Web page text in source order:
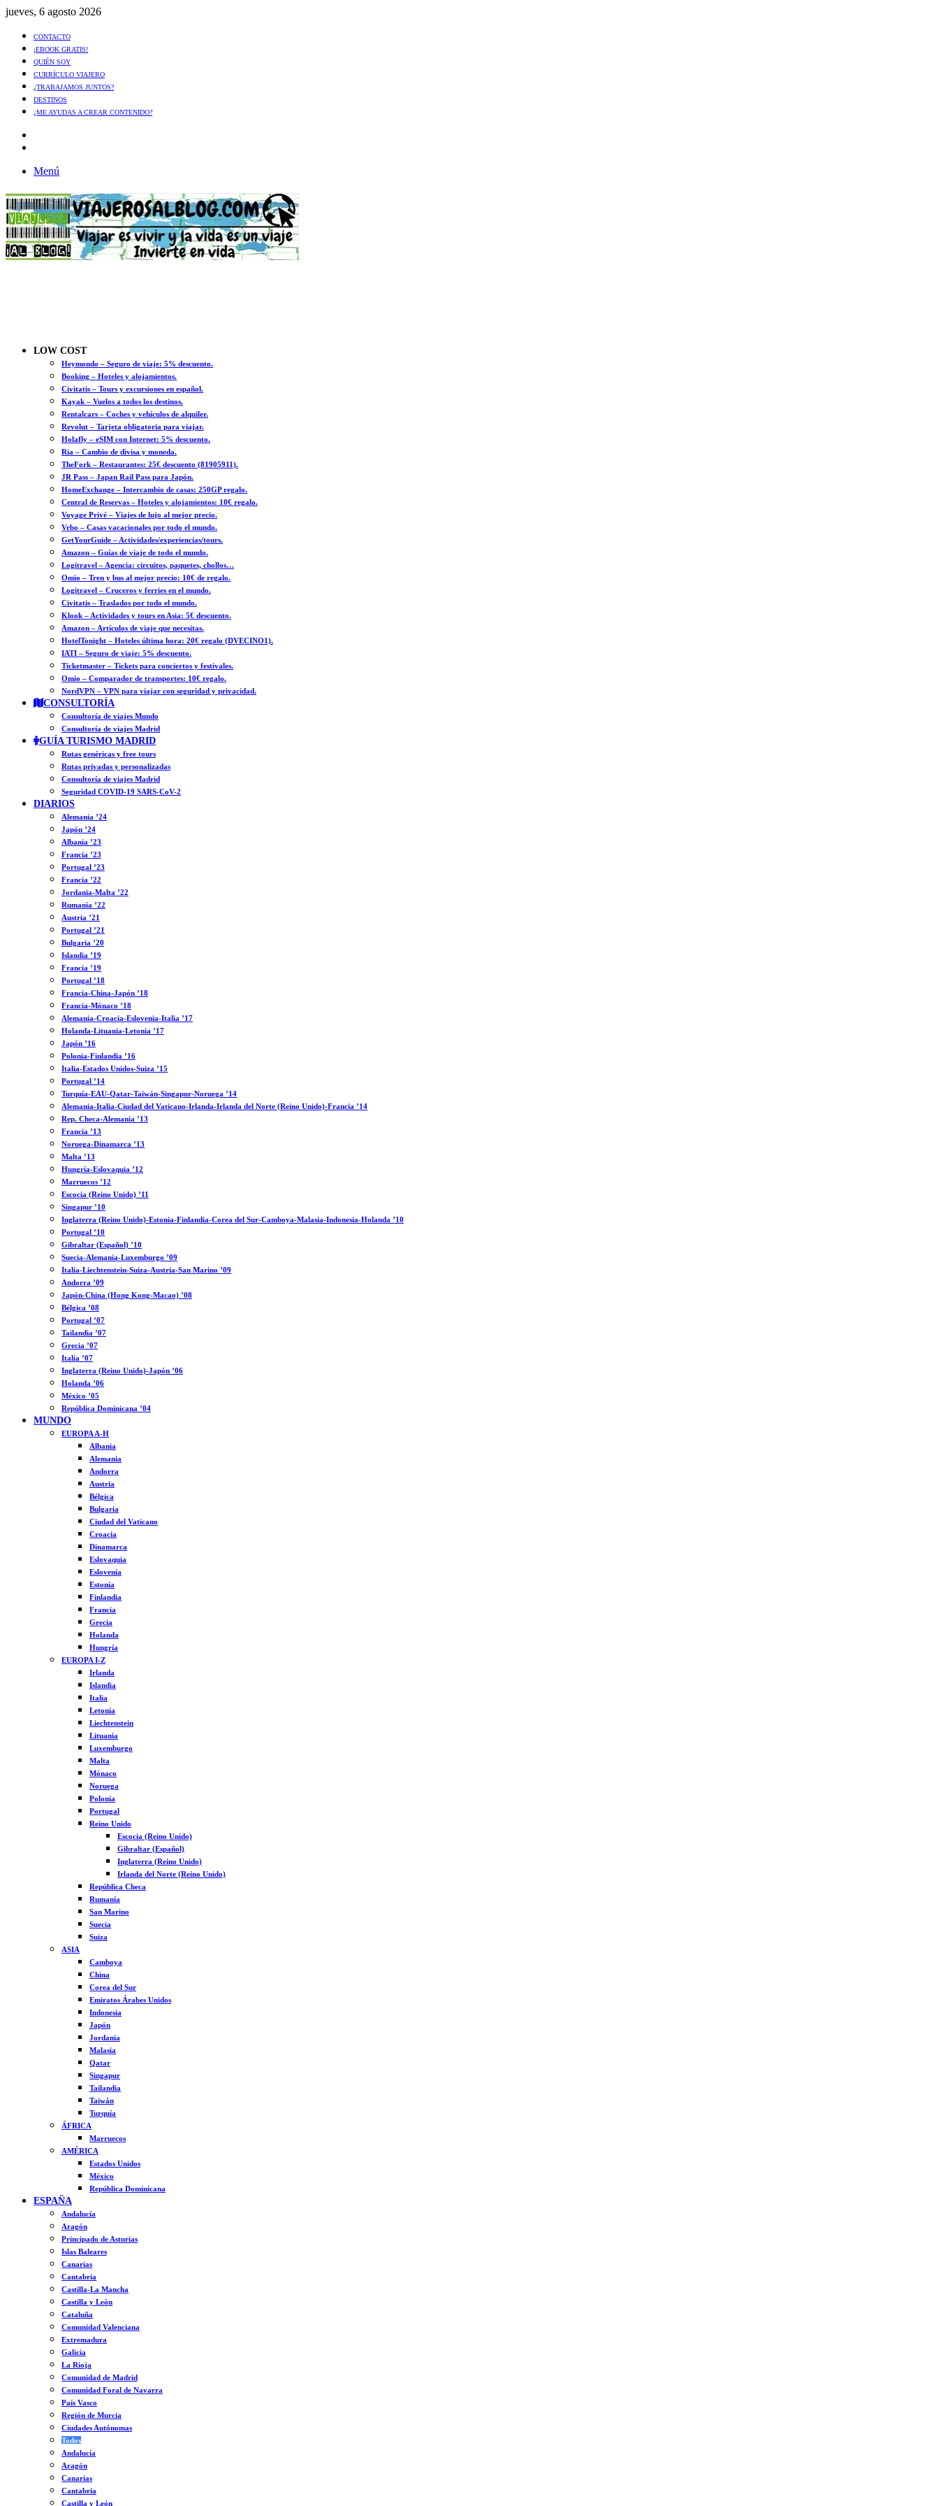
jueves, 6 agosto 2026
CONTACTO
¡EBOOK GRATIS!
QUIÉN SOY
CURRÍCULO VIAJERO
¿TRABAJAMOS JUNTOS?
DESTINOS
¿ME AYUDAS A CREAR CONTENIDO?
Menú
LOW COST
Heymondo – Seguro de viaje: 5% descuento.
Booking – Hoteles y alojamientos.
Civitatis – Tours y excursiones en español.
Kayak – Vuelos a todos los destinos.
Rentalcars – Coches y vehículos de alquiler.
Revolut – Tarjeta obligatoria para viajar.
Holafly – eSIM con Internet: 5% descuento.
Ria – Cambio de divisa y moneda.
TheFork – Restaurantes: 25€ descuento (81905911).
JR Pass – Japan Rail Pass para Japón.
HomeExchange – Intercambio de casas: 250GP regalo.
Central de Reservas – Hoteles y alojamientos: 10€ regalo.
Voyage Privé – Viajes de lujo al mejor precio.
Vrbo – Casas vacacionales por todo el mundo.
GetYourGuide – Actividades/experiencias/tours.
Amazon – Guías de viaje de todo el mundo.
Logitravel – Agencia: circuitos, paquetes, chollos…
Omio – Tren y bus al mejor precio: 10€ de regalo.
Logitravel – Cruceros y ferries en el mundo.
Civitatis – Traslados por todo el mundo.
Klook – Actividades y tours en Asia: 5€ descuento.
Amazon – Artículos de viaje que necesitas.
HotelTonight – Hoteles última hora: 20€ regalo (DVECINO1).
IATI – Seguro de viaje: 5% descuento.
Ticketmaster – Tickets para conciertos y festivales.
Omio – Comparador de transportes: 10€ regalo.
NordVPN – VPN para viajar con seguridad y privacidad.
CONSULTORÍA
Consultoría de viajes Mundo
Consultoría de viajes Madrid
GUÍA TURISMO MADRID
Rutas genéricas y free tours
Rutas privadas y personalizadas
Consultoría de viajes Madrid
Seguridad COVID-19 SARS-CoV-2
DIARIOS
Alemania ’24
Japón ’24
Albania ’23
Francia ’23
Portugal ’23
Francia ’22
Jordania-Malta ’22
Rumanía ’22
Austria ’21
Portugal ’21
Bulgaria ’20
Islandia ’19
Francia ’19
Portugal ’18
Francia-China-Japón ’18
Francia-Mónaco ’18
Alemania-Croacia-Eslovenia-Italia ’17
Holanda-Lituania-Letonia ’17
Japón ’16
Polonia-Finlandia ’16
Italia-Estados Unidos-Suiza ’15
Portugal ’14
Turquía-EAU-Qatar-Taiwán-Singapur-Noruega ’14
Alemania-Italia-Ciudad del Vaticano-Irlanda-Irlanda del Norte (Reino Unido)-Francia ’14
Rep. Checa-Alemania ’13
Francia ’13
Noruega-Dinamarca ’13
Malta ’13
Hungría-Eslovaquia ’12
Marruecos ’12
Escocia (Reino Unido) ’11
Singapur ’10
Inglaterra (Reino Unido)-Estonia-Finlandia-Corea del Sur-Camboya-Malasia-Indonesia-Holanda ’10
Portugal ’10
Gibraltar (Español) ’10
Suecia-Alemania-Luxemburgo ’09
Italia-Liechtenstein-Suiza-Austria-San Marino ’09
Andorra ’09
Japón-China (Hong Kong-Macao) ’08
Bélgica ’08
Portugal ’07
Tailandia ’07
Grecia ’07
Italia ’07
Inglaterra (Reino Unido)-Japón ’06
Holanda ’06
México ’05
República Dominicana ’04
MUNDO
EUROPA A-H
Albania
Alemania
Andorra
Austria
Bélgica
Bulgaria
Ciudad del Vaticano
Croacia
Dinamarca
Eslovaquia
Eslovenia
Estonia
Finlandia
Francia
Grecia
Holanda
Hungría
EUROPA I-Z
Irlanda
Islandia
Italia
Letonia
Liechtenstein
Lituania
Luxemburgo
Malta
Mónaco
Noruega
Polonia
Portugal
Reino Unido
Escocia (Reino Unido)
Gibraltar (Español)
Inglaterra (Reino Unido)
Irlanda del Norte (Reino Unido)
República Checa
Rumanía
San Marino
Suecia
Suiza
ASIA
Camboya
China
Corea del Sur
Emiratos Árabes Unidos
Indonesia
Japón
Jordania
Malasia
Qatar
Singapur
Tailandia
Taiwán
Turquía
ÁFRICA
Marruecos
AMÉRICA
Estados Unidos
México
República Dominicana
ESPAÑA
Andalucía
Aragón
Principado de Asturias
Islas Baleares
Canarias
Cantabria
Castilla-La Mancha
Castilla y León
Cataluña
Comunidad Valenciana
Extremadura
Galicia
La Rioja
Comunidad de Madrid
Comunidad Foral de Navarra
País Vasco
Región de Murcia
Ciudades Autónomas
Todos
Andalucía
Aragón
Canarias
Cantabria
Castilla y León